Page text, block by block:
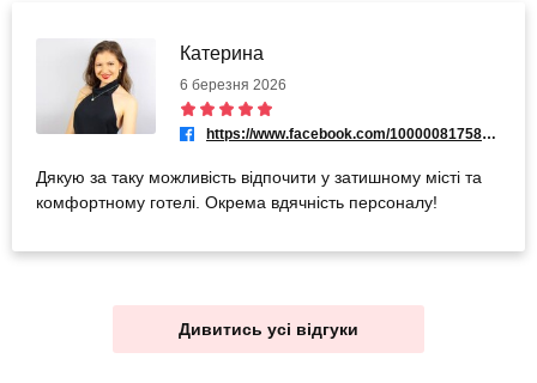
Катерина
6 березня 2026
https://www.facebook.com/100000817586523
Дякую за таку можливість відпочити у затишному місті та
комфортному готелі. Окрема вдячність персоналу!
Дивитись усі відгуки